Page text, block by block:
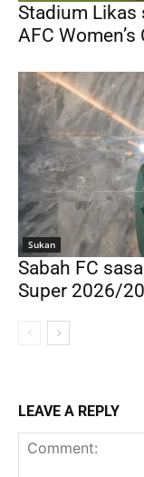
Stadium Likas
AFC
Sukan
Sabah FC
Super 2026/
LEAVE A REPLY